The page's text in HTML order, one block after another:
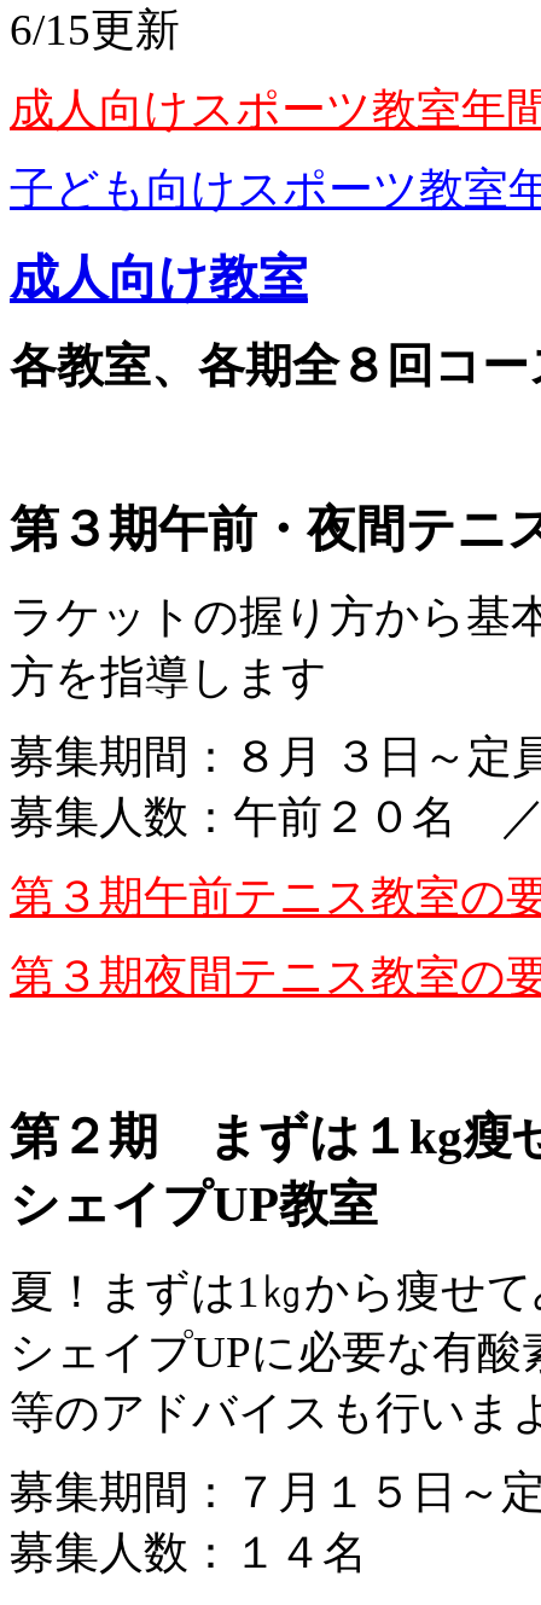
6/15更新
成人向けスポーツ教室年
子ども向けスポーツ教室
成人向け教室
各教室、各期全８回コ
第３期午前・夜間テニ
ラケットの握り方から基
方を指導します
募集期間：８月 ３日～定
募集人数：午前２０名
第３期午前テニス教室の
第３期夜間テニス教室の
第２期 まずは１kg瘦
シェイプUP教室
夏！まずは1㎏から痩せ
シェイプUPに必要な有
等のアドバイスも行いま
募集期間：７月１５日～
募集人数：１４名